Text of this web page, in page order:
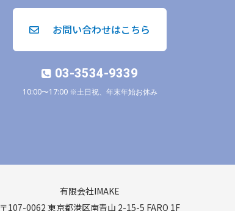
お問い合わせはこちら
03-3534-9339
10:00〜17:00 ※土日祝、年末年始お休み
有限会社IMAKE
〒107-0062 東京都港区南青山 2-15-5 FARO 1F